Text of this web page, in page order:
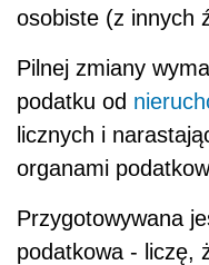
osobiste (z innych
Pilnej zmiany
podatku od
licznych i
organami
Przygotowywana
podatkowa - liczę,